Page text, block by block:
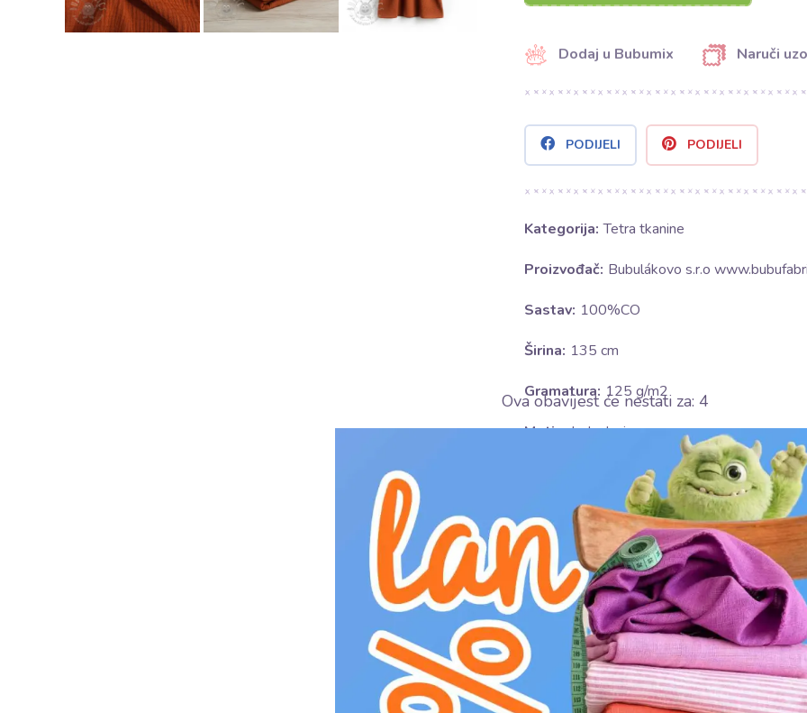
Dodaj u Bubumix Naruči
PODIJELI PODIJELI
Kategorija: Tetra tkanine
Proizvođač: Bubulákovo s.r.o
Sastav: 100%CO
Širina: 135 cm
Gramatura: 125 g/m2
Motiv: Jednobojno
OEKO-TEX Standard 100
Boja: Narančasta
Njega:
U ne sušiti u sušilici
H ne izbjeljivati
D glačati na niskoj temperaturi (110°C)
Ova obavijest će nestati za: 3